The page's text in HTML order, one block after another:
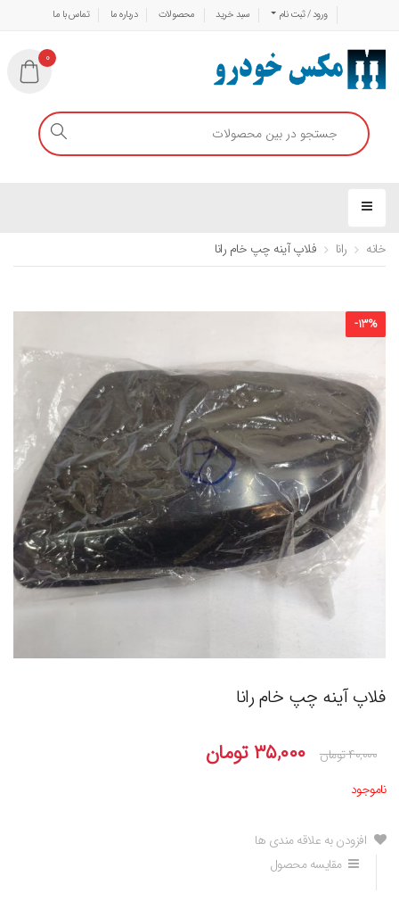
ورود / ثبت نام سبد خرید محصولات درباره ما تماس با ما
0
خانه رانا فلاپ آینه چپ خام رانا
-13%
فلاپ آینه چپ خام رانا
۴۰,۰۰۰تومان ۳۵,۰۰۰ تومان
ناموجود
افزودن به علاقه مندی ها
مقایسه محصول